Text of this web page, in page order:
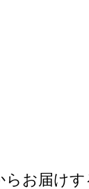
らお届けす